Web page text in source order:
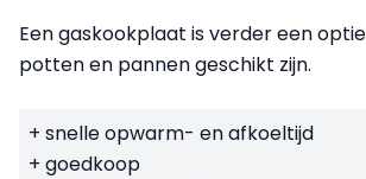
Een gaskookplaat is verder een
potten en pannen geschikt zijn.
+ snelle opwarm- en afkoeltijd
+ goedkoop